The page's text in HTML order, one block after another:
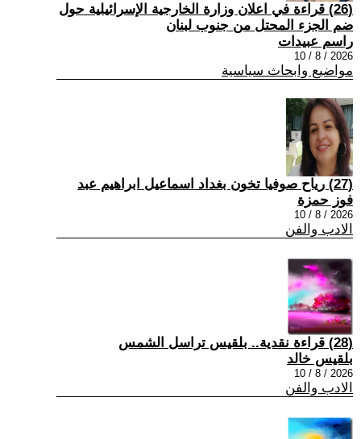
(26) قراءة في اعلان وزارة الخارجية الإسرائيلية حول
ضم الجزء المحتل من جنوب لبنان
راسم عبيدات
2026 / 8 / 10
مواضيع وابحاث سياسية
(27) رياح صوفيا تخون بغداد اسماعيل ابراهيم عبد
فوز حمزة
2026 / 8 / 10
الادب والفن
(28) قراءة نقدية.. بلقيس تراسل الشمس
بلقيس خالد
2026 / 8 / 10
الادب والفن